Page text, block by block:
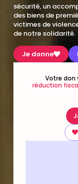
sécurité, un
des biens de
victimes de
de notre solidarité.
Je donne
Votre don
réduction